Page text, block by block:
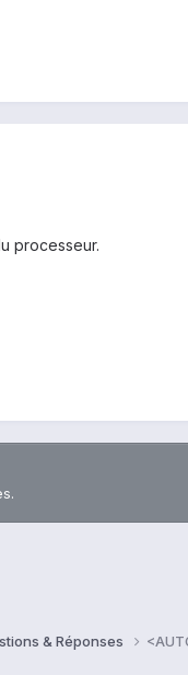
processeur.
& Réponses